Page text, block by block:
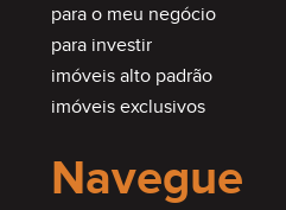
para o meu negócio
para investir
imóveis alto padrão
imóveis exclusivos
Navegue